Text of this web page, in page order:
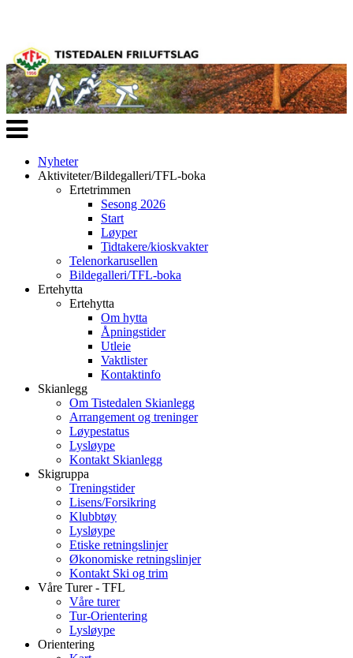
Veksle
navigasjon
Nyheter
Aktiviteter/Bildegalleri/TFL-boka
Ertetrimmen
Sesong 2026
Start
Løyper
Tidtakere/kioskvakter
Telenorkarusellen
Bildegalleri/TFL-boka
Ertehytta
Ertehytta
Om hytta
Åpningstider
Utleie
Vaktlister
Kontaktinfo
Skianlegg
Om Tistedalen Skianlegg
Arrangement og treninger
Løypestatus
Lysløype
Kontakt Skianlegg
Skigruppa
Treningstider
Lisens/Forsikring
Klubbtøy
Lysløype
Etiske retningslinjer
Økonomiske retningslinjer
Kontakt Ski og trim
Våre Turer - TFL
Våre turer
Tur-Orientering
Lysløype
Orientering